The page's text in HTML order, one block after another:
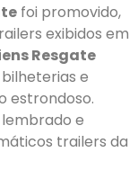
foi promovido,
exibidos em
Resgate
e
estrondoso.
e
trailers da